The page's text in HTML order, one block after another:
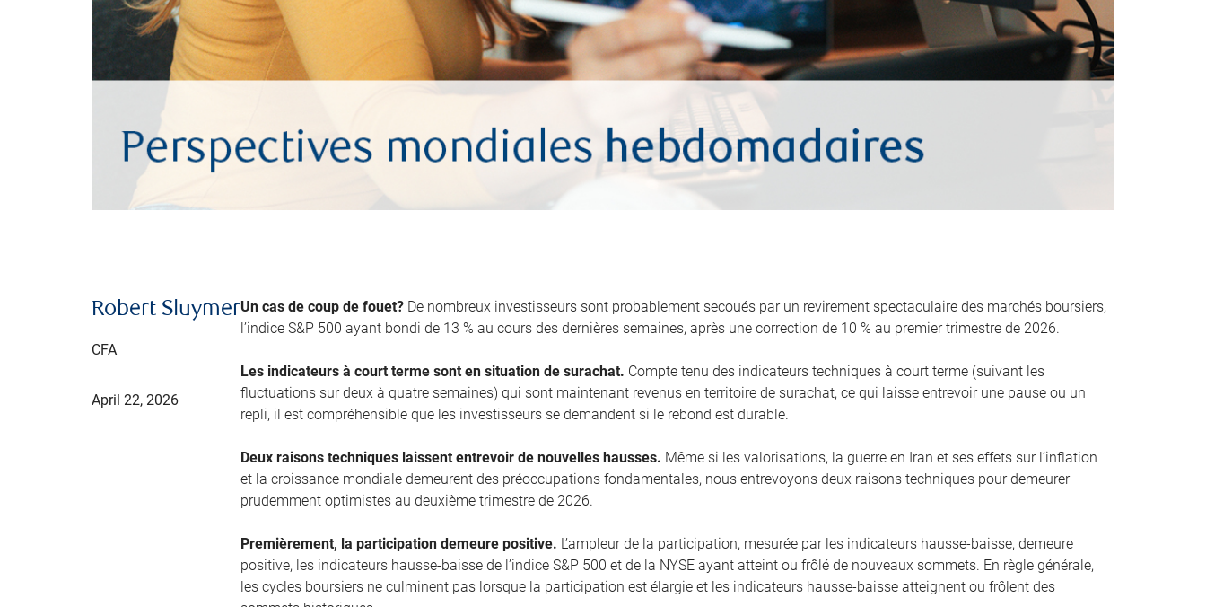
Robert Sluymer
CFA
April 22, 2026
Un cas de coup de fouet? De nombreux investisseurs sont probablement secoués par un revirement spectaculaire des marchés boursiers,
l’indice S&P 500 ayant bondi de 13 % au cours des dernières semaines, après une correction de 10 % au premier trimestre de 2026.
Les indicateurs à court terme sont en situation de surachat. Compte tenu des indicateurs techniques à court terme (suivant les
fluctuations sur deux à quatre semaines) qui sont maintenant revenus en territoire de surachat, ce qui laisse entrevoir une pause ou un
repli, il est compréhensible que les investisseurs se demandent si le rebond est durable.
Deux raisons techniques laissent entrevoir de nouvelles hausses. Même si les valorisations, la guerre en Iran et ses effets sur l’inflation
et la croissance mondiale demeurent des préoccupations fondamentales, nous entrevoyons deux raisons techniques pour demeurer
prudemment optimistes au deuxième trimestre de 2026.
Premièrement, la participation demeure positive. L’ampleur de la participation, mesurée par les indicateurs hausse-baisse, demeure
positive, les indicateurs hausse-baisse de l’indice S&P 500 et de la NYSE ayant atteint ou frôlé de nouveaux sommets. En règle générale,
les cycles boursiers ne culminent pas lorsque la participation est élargie et les indicateurs hausse-baisse atteignent ou frôlent des